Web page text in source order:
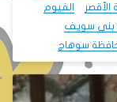
الفيوم
بنى سويف
سوهاج